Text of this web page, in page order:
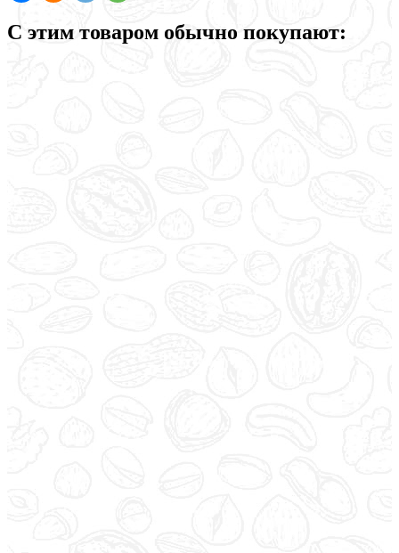
С этим товаром обычно покупают: